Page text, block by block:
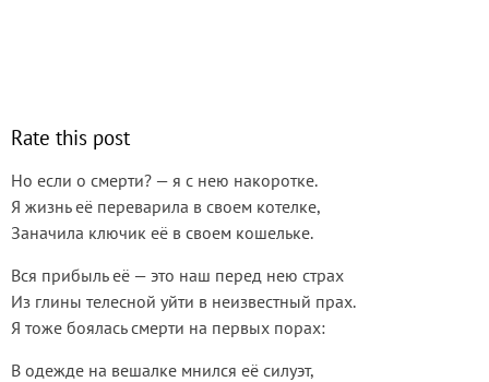
Rate this post
Но если о смерти? — я с нею накоротке.
Я жизнь её переварила в своем котелке,
Заначила ключик её в своем кошельке.
Вся прибыль её — это наш перед нею страх
Из глины телесной уйти в неизвестный прах.
Я тоже боялась смерти на первых порах:
В одежде на вешалке мнился её силуэт,